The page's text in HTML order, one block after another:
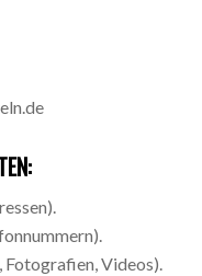
Fotografien, Videos).